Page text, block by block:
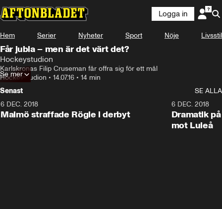
Logga in
Hem Serier Nyheter Sport Nöje Livsstil
Får jubla – men är det värt det?
Hockeystudion
Karlskronas Filip Cruseman får offra sig för ett mål
Hockeystudion • 14.07.16 • 14 min
Se mer
Senast
SE ALLA
6 DEC. 2018
Malmö straffade Rögle i derbyt
6 DEC. 2018
Dramatik
mot Luleå